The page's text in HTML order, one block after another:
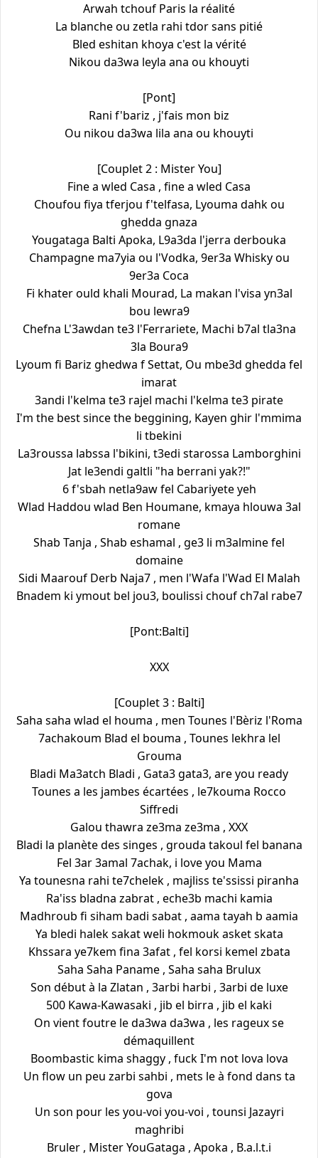
Arwah tchouf Paris la réalité
La blanche ou zetla rahi tdor sans pitié
Bled eshitan khoya c'est la vérité
Nikou da3wa leyla ana ou khouyti
[Pont]
Rani f'bariz , j'fais mon biz
Ou nikou da3wa lila ana ou khouyti
[Couplet 2 : Mister You]
Fine a wled Casa , fine a wled Casa
Choufou fiya tferjou f'telfasa, Lyouma dahk ou
ghedda gnaza
Yougataga Balti Apoka, L9a3da l'jerra derbouka
Champagne ma7yia ou l'Vodka, 9er3a Whisky ou
9er3a Coca
Fi khater ould khali Mourad, La makan l'visa yn3al
bou lewra9
Chefna L'3awdan te3 l'Ferrariete, Machi b7al tla3na
3la Boura9
Lyoum fi Bariz ghedwa f Settat, Ou mbe3d ghedda fel
imarat
3andi l'kelma te3 rajel machi l'kelma te3 pirate
I'm the best since the beggining, Kayen ghir l'mmima
li tbekini
La3roussa labssa l'bikini, t3edi starossa Lamborghini
Jat le3endi galtli "ha berrani yak?!"
6 f'sbah netla9aw fel Cabariyete yeh
Wlad Haddou wlad Ben Houmane, kmaya hlouwa 3al
romane
Shab Tanja , Shab eshamal , ge3 li m3almine fel
domaine
Sidi Maarouf Derb Naja7 , men l'Wafa l'Wad El Malah
Bnadem ki ymout bel jou3, boulissi chouf ch7al rabe7
[Pont:Balti]
XXX
[Couplet 3 : Balti]
Saha saha wlad el houma , men Tounes l'Bèriz l'Roma
7achakoum Blad el bouma , Tounes lekhra lel
Grouma
Bladi Ma3atch Bladi , Gata3 gata3, are you ready
Tounes a les jambes écartées , le7kouma Rocco
Siffredi
Galou thawra ze3ma ze3ma , XXX
Bladi la planète des singes , grouda takoul fel banana
Fel 3ar 3amal 7achak, i love you Mama
Ya tounesna rahi te7chelek , majliss te'ssissi piranha
Ra'iss bladna zabrat , eche3b machi kamia
Madhroub fi siham badi sabat , aama tayah b aamia
Ya bledi halek sakat weli hokmouk asket skata
Khssara ye7kem fina 3afat , fel korsi kemel zbata
Saha Saha Paname , Saha saha Brulux
Son début à la Zlatan , 3arbi harbi , 3arbi de luxe
500 Kawa-Kawasaki , jib el birra , jib el kaki
On vient foutre le da3wa da3wa , les rageux se
démaquillent
Boombastic kima shaggy , fuck I'm not lova lova
Un flow un peu zarbi sahbi , mets le à fond dans ta
gova
Un son pour les you-voi you-voi , tounsi Jazayri
maghribi
Bruler , Mister YouGataga , Apoka , B.a.l.t.i